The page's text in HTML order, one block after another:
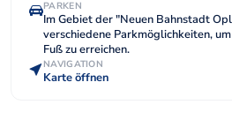
PARKEN
Im Gebiet der "Neuen Bahnstadt
verschiedene Parkmöglichkeiten,
Fuß zu erreichen.
NAVIGATION
Karte öffnen